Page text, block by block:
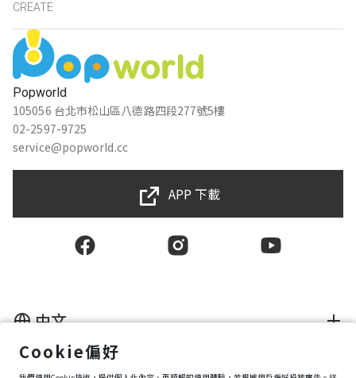
Popworld
105056 台北市松山區八德路四段277號5樓
02-2597-9725
service@popworld.cc
CREATE
APP 下載
中文
Cookie偏好